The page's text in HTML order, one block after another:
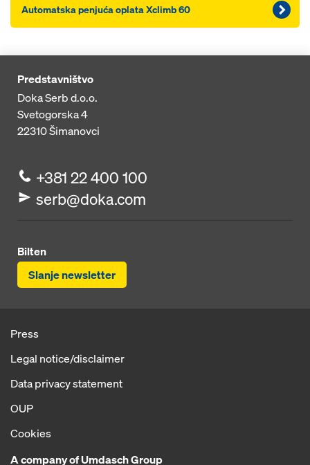
Automatska penjuća oplata Xclimb 60
Predstavništvo
Doka Serb d.o.o.
Svetogorska 4
22310Šimanovci
+381 22 400 100
serb@doka.com
Bilten
Slanje newsletter
Press
Legal notice/disclaimer
Data privacy statement
OUP
Cookies
A company of Umdasch Group